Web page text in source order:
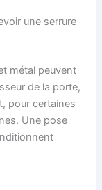
une serrure
métal peuvent
de la porte,
pour certaines
Une pose